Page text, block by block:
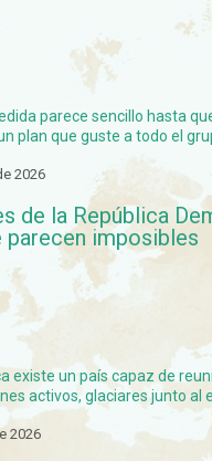
parece sencillo hasta
plan que guste a todo el
2026
de la República
parecen imposibles
existe un país capaz de
activos, glaciares junto al
2026